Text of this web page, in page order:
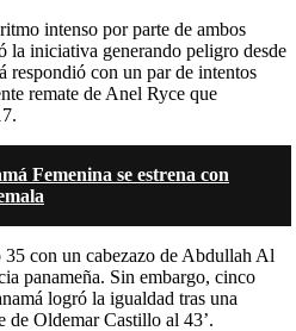
intenso por parte de ambos
la iniciativa generando peligro desde
respondió con un par de intentos
remate de Anel Ryce que
Femenina se estrena con
con un cabezazo de Abdullah Al
panameña. Sin embargo, cinco
logró la igualdad tras una
de Oldemar Castillo al 43’.